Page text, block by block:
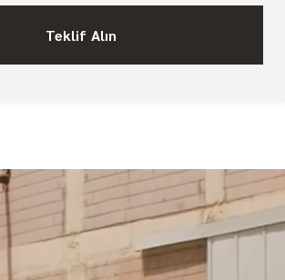
Teklif Alın